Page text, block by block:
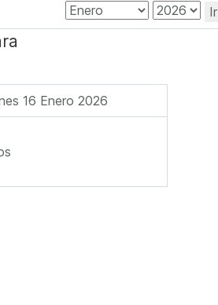
16 Enero 2026